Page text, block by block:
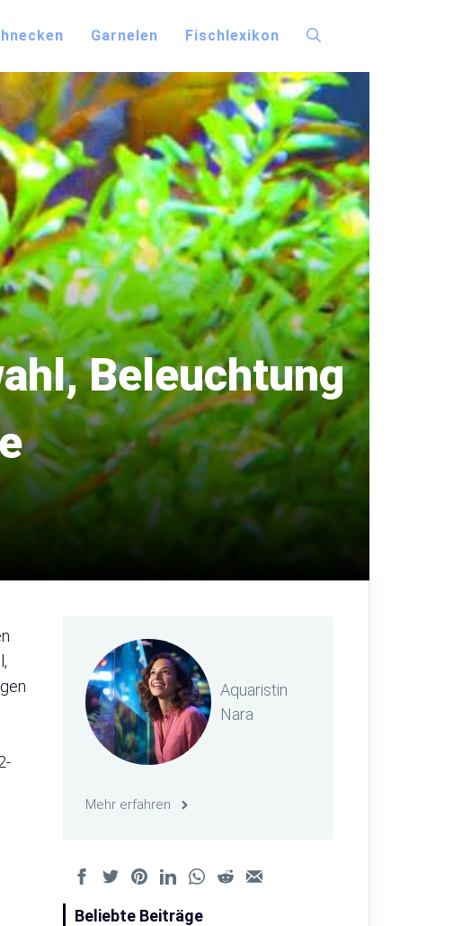
Garnelen Fischlexikon
Beleuchtung
Aquaristin
Nara
Mehr erfahren
Beliebte Beiträge